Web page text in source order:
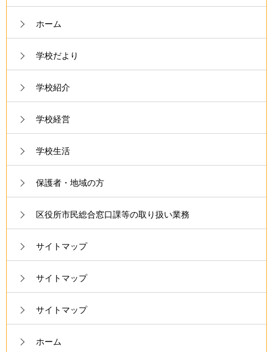
ホーム
学校だより
学校紹介
学校経営
学校生活
保護者・地域の方
区役所市民総合窓口課等の取り扱い業務
サイトマップ
サイトマップ
サイトマップ
ホーム